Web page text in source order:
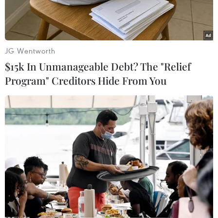
Gaza vào tối 27/8 nhưng một trong số này đã
trúng đạn.
Xe chở hàng viện trợ của Chương trình Lương thực thế giới của
Liên hợp quốc (WFP). (Ảnh: IRNA/TTXVN)
Ngày 28/8, Chương trình Lương thực thế giới
JG Wentworth
$15k In Unmanageable Debt? The "Relief
Program" Creditors Hide From You